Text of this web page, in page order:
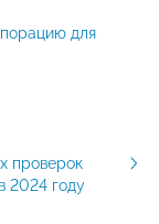
для
проверок
2024 году